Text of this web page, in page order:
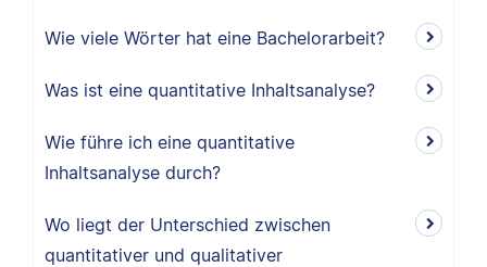
Wie viele Wörter hat eine Bachelorarbeit?
Was ist eine quantitative Inhaltsanalyse?
Wie führe ich eine quantitative
Inhaltsanalyse durch?
Wo liegt der Unterschied zwischen
quantitativer und qualitativer